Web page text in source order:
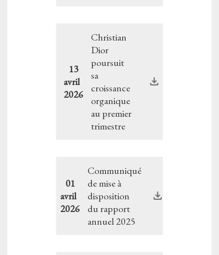
13
avril
2026
Christian
Dior
poursuit
sa
croissance
organique
au premier
trimestre
01
avril
2026
Communiqué
de mise à
disposition
du rapport
annuel 2025